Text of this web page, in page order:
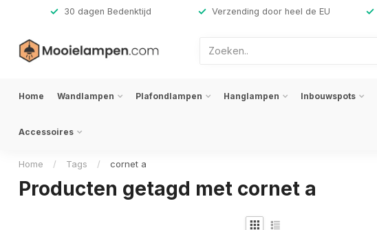
30 dagen Bedenktijd Verzending door heel de EU
Home Wandlampen Plafondlampen Hanglampen Inbouwspots
Accessoires
Home / Tags / cornet a
Producten getagd met cornet a